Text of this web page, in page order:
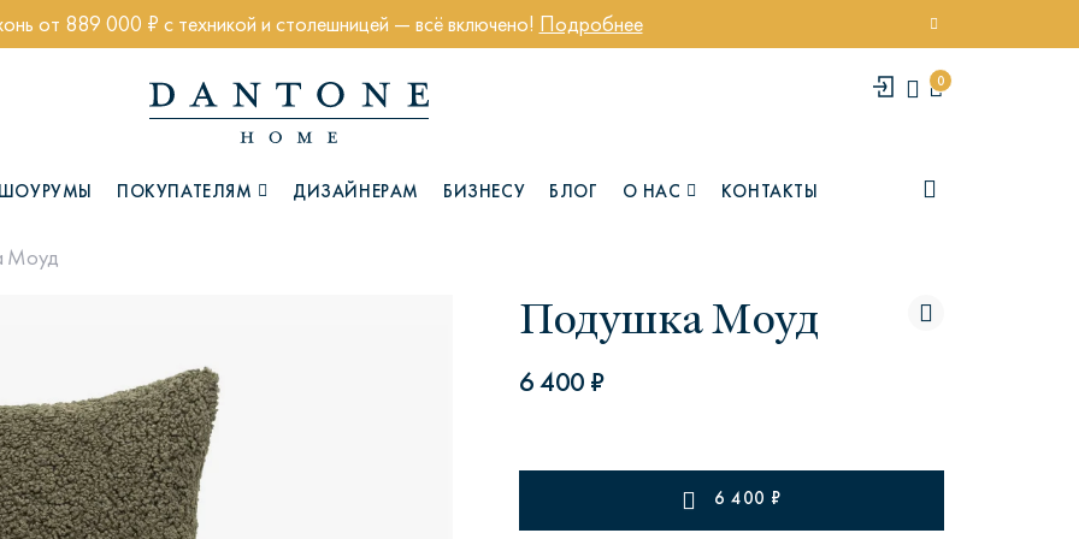
от 889 000 ₽ с техникой и столешницей — всё включено! Подробнее
0
ШОУРУМЫ ПОКУПАТЕЛЯМ ДИЗАЙНЕРАМ БИЗНЕСУ БЛОГ О НАС КОНТАКТЫ
Глазго Юми
Моуд
Подушка Моуд
6 400 ₽
6 400 ₽